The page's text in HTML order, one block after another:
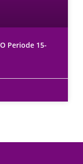
Periode 15-